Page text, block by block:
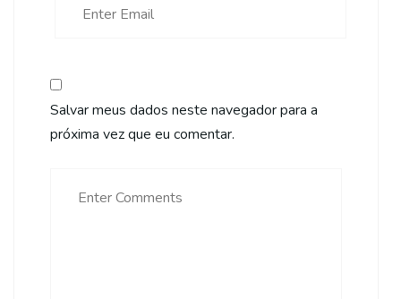
Salvar meus dados neste navegador para a
próxima vez que eu comentar.